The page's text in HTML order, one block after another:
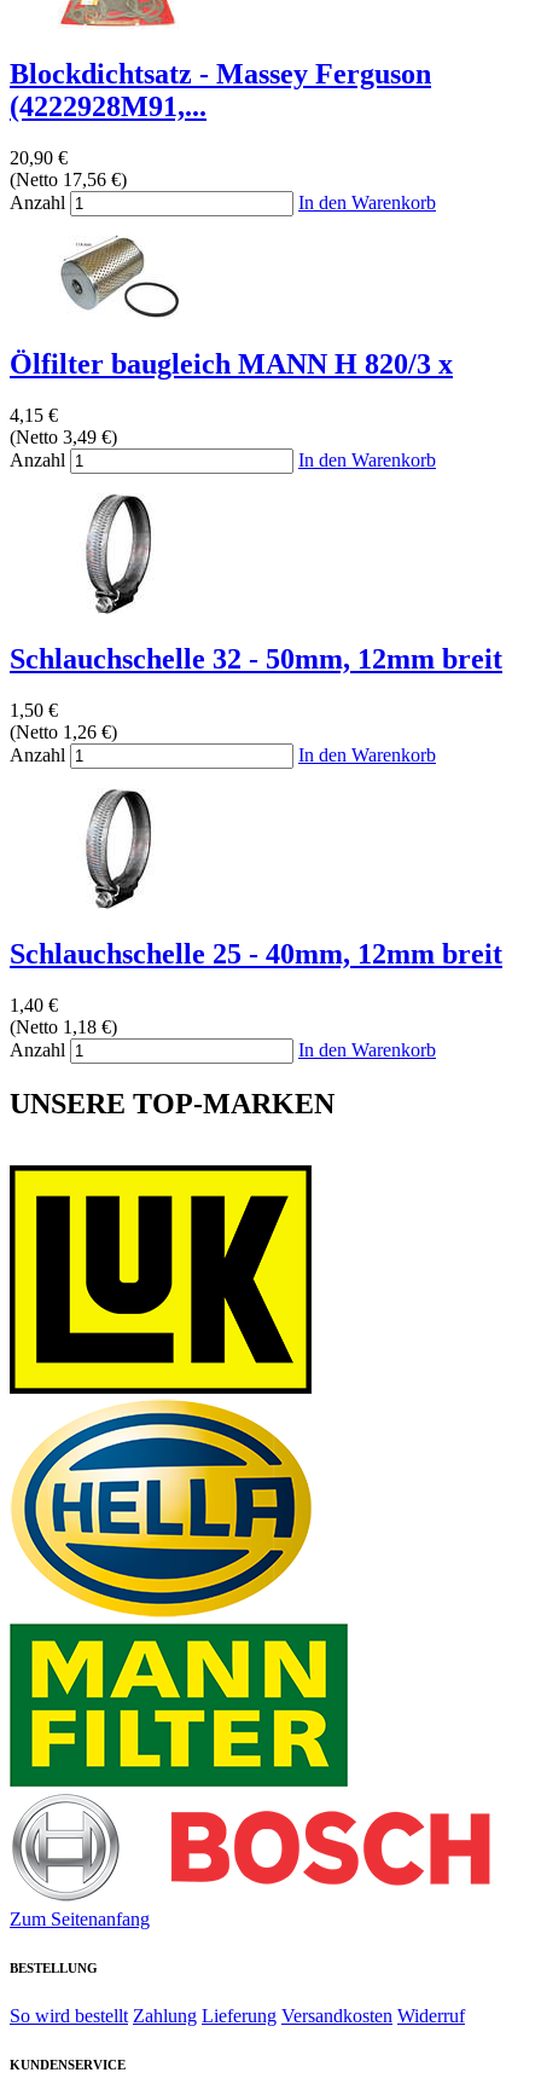
Blockdichtsatz - Massey Ferguson
(4222928M91,...
20,90 €
(Netto 17,56 €)
Anzahl
In den Warenkorb
Ölfilter baugleich MANN H 820/3 x
4,15 €
(Netto 3,49 €)
Anzahl
In den Warenkorb
Schlauchschelle 32 - 50mm, 12mm breit
1,50 €
(Netto 1,26 €)
Anzahl
In den Warenkorb
Schlauchschelle 25 - 40mm, 12mm breit
1,40 €
(Netto 1,18 €)
Anzahl
In den Warenkorb
UNSERE TOP-MARKEN
Zum Seitenanfang
BESTELLUNG
So wird bestellt Zahlung Lieferung Versandkosten Widerruf
KUNDENSERVICE